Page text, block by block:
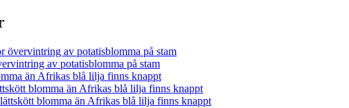
övervintring av potatisblomma på stam
av potatisblomma på stam
än Afrikas blå lilja finns knappt
blomma än Afrikas blå lilja finns knappt
blomma än Afrikas blå lilja finns knappt